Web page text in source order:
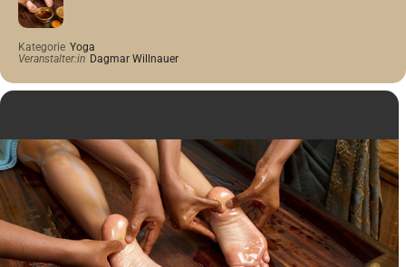
Kategorie Yoga
Veranstalter:in Dagmar Willnauer